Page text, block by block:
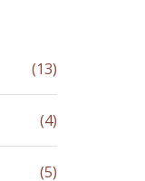
(13)
(4)
(5)